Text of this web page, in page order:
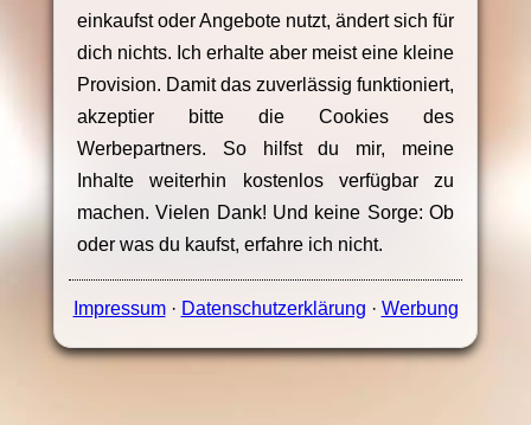
einkaufst oder Angebote nutzt, ändert sich für
dich nichts. Ich erhalte aber meist eine kleine
Provision. Damit das zuverlässig funktioniert,
akzeptier bitte die Cookies des
Werbepartners. So hilfst du mir, meine
Inhalte weiterhin kostenlos verfügbar zu
machen. Vielen Dank! Und keine Sorge: Ob
oder was du kaufst, erfahre ich nicht.
Impressum· Datenschutzerklärung · Werbung